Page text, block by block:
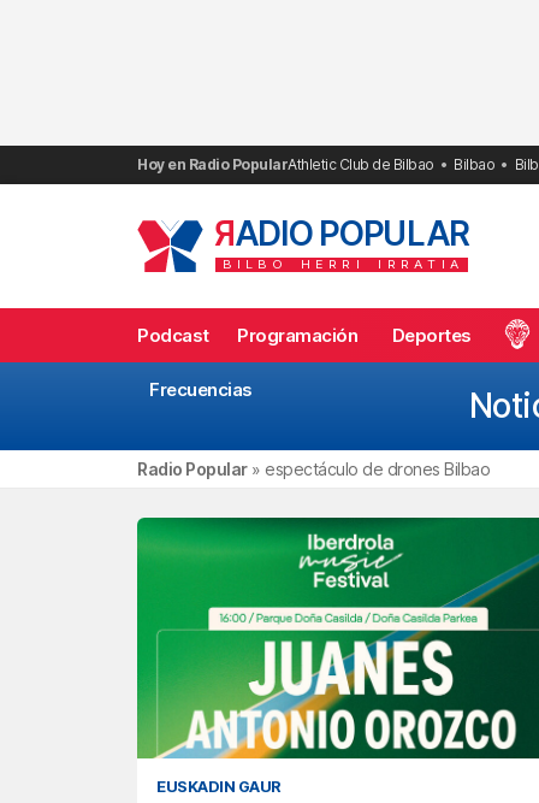
Hoy en Radio PopularAthletic Club de Bilbao Bilbao
RADIO POPULAR
BILBO HERRI IRRATIA
Podcast Programación Deportes
Frecuencias
Radio Popular» espectáculo de drones Bilbao
EUSKADIN GAUR